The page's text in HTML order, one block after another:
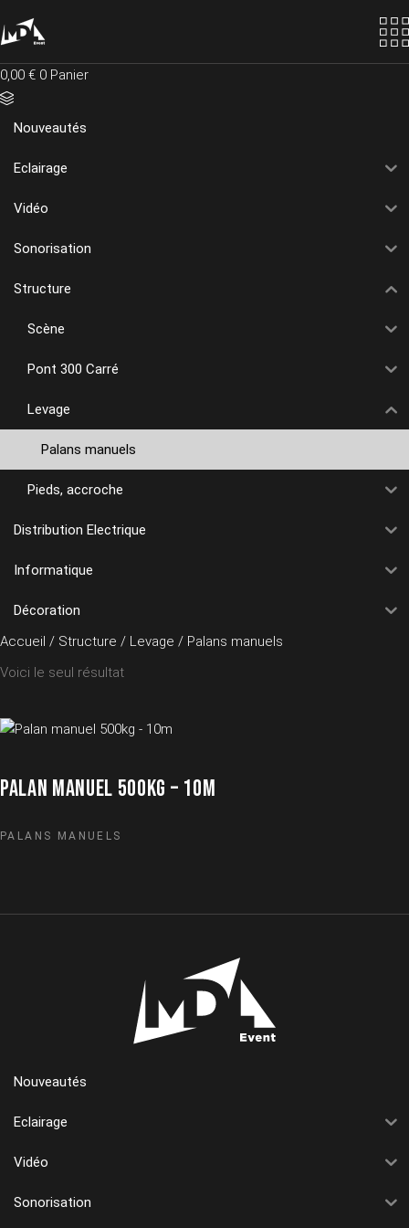
the
content
0,00 € 0 Panier
Nouveautés
Eclairage
Vidéo
Sonorisation
Structure
Scène
Pont 300 Carré
Levage
Palans manuels
Pieds, accroche
Distribution Electrique
Informatique
Décoration
Accueil / Structure / Levage / Palans manuels
Voici le seul résultat
PALAN MANUEL 500KG – 10M
PALANS MANUELS
Nouveautés
Eclairage
Vidéo
Sonorisation